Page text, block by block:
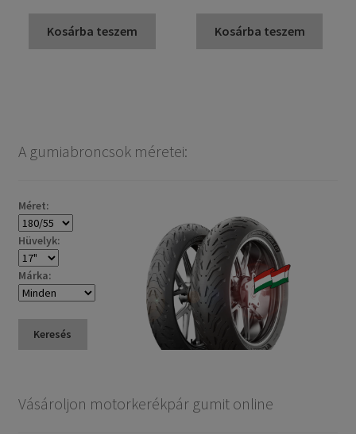
Kosárba teszem Kosárba teszem
A gumiabroncsok méretei:
Méret:
Hüvelyk:
Márka:
Keresés
Vásároljon motorkerékpár gumit online